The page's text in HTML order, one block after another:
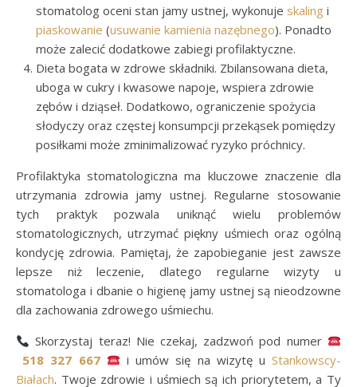
stomatolog oceni stan jamy ustnej, wykonuje skaling i
piaskowanie (usuwanie kamienia nazębnego). Ponadto
może zalecić dodatkowe zabiegi profilaktyczne.
Dieta bogata w zdrowe składniki. Zbilansowana dieta,
uboga w cukry i kwasowe napoje, wspiera zdrowie
zębów i dziąseł. Dodatkowo, ograniczenie spożycia
słodyczy oraz częstej konsumpcji przekąsek pomiędzy
posiłkami może zminimalizować ryzyko próchnicy.
Profilaktyka stomatologiczna ma kluczowe znaczenie dla
utrzymania zdrowia jamy ustnej. Regularne stosowanie
tych praktyk pozwala uniknąć wielu problemów
stomatologicznych, utrzymać piękny uśmiech oraz ogólną
kondycję zdrowia. Pamiętaj, że zapobieganie jest zawsze
lepsze niż leczenie, dlatego regularne wizyty u
stomatologa i dbanie o higienę jamy ustnej są nieodzowne
dla zachowania zdrowego uśmiechu.
Skorzystaj teraz! Nie czekaj, zadzwoń pod numer
518 327 667
i umów się na wizytę uStankowscy-
Białach. Twoje zdrowie i uśmiech są ich priorytetem, a Ty